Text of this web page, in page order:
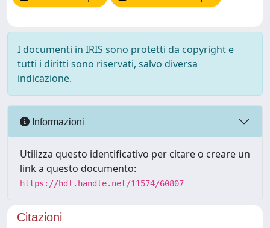
I documenti in IRIS sono protetti da copyright e
tutti i diritti sono riservati, salvo diversa
indicazione.
Informazioni
Utilizza questo identificativo per citare o creare un
link a questo documento:
https://hdl.handle.net/11574/60807
Citazioni